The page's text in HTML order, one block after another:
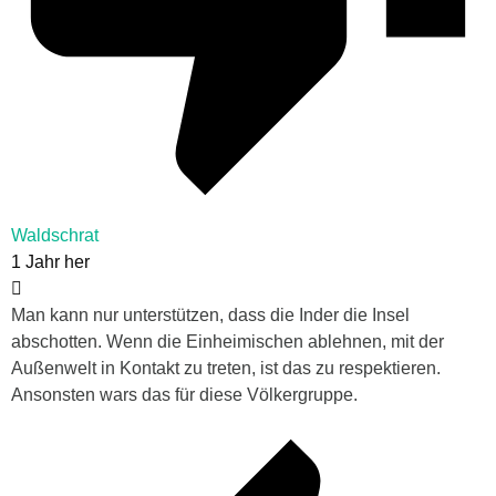
Waldschrat
1 Jahr her
Man kann nur unterstützen, dass die Inder die Insel
abschotten. Wenn die Einheimischen ablehnen, mit der
Außenwelt in Kontakt zu treten, ist das zu respektieren.
Ansonsten wars das für diese Völkergruppe.